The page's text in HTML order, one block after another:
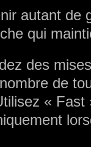
autant de
qui
des
de
«